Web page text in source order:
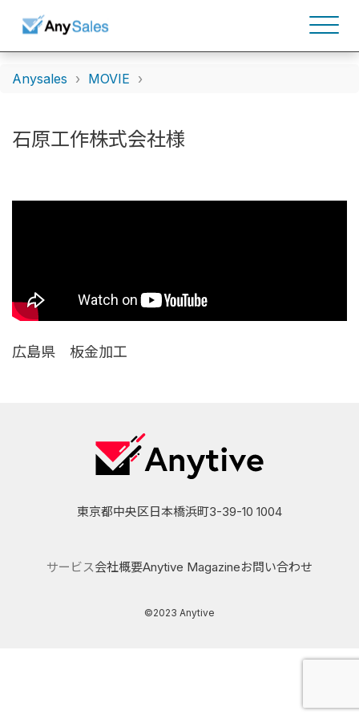
Anysales MOVIE
石原工作株式会社様
広島県 板金加工
東京都中央区日本橋浜町3-39-10 1004
サービス会社概要Anytive Magazineお問い合わせ
©2023 Anytive